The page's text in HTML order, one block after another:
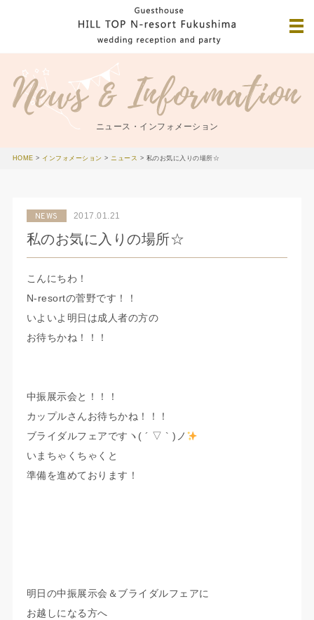
ニュース・インフォメーション
HOME > インフォメーション >ニュース > 私のお気に入りの場所☆
NEWS 2017.01.21
私のお気に入りの場所☆
こんにちわ！
N-resortの菅野です！！
いよいよ明日は成人者の方の
お待ちかね！！！
中振展示会と！！！
カップルさんお待ちかね！！！
ブライダルフェアですヽ( ´ ▽ ` )ノ
いまちゃくちゃくと
準備を進めております！
明日の中振展示会＆ブライダルフェアに
お越しになる方へ